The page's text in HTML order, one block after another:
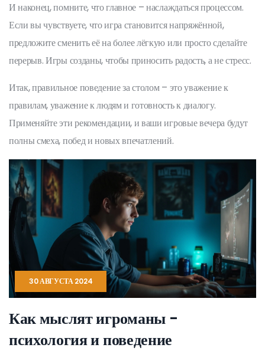
И наконец, помните, что главное – наслаждаться процессом.
Если вы чувствуете, что игра становится напряжённой,
предложите сменить её на более лёгкую или просто сделайте
перерыв. Игры созданы, чтобы приносить радость, а не стресс.
Итак, правильное поведение за столом – это уважение к
правилам, уважение к людям и готовность к диалогу.
Применяйте эти рекомендации, и ваши игровые вечера будут
полны смеха, побед и новых впечатлений.
30 АВГУСТА 2024
Как мыслят игроманы -
психология и поведение